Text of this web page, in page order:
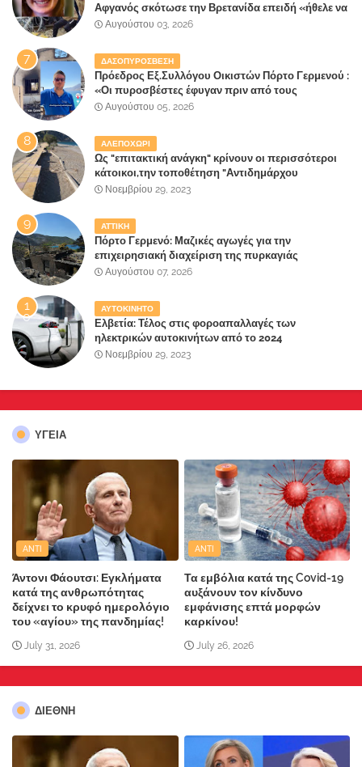
Αφγανός σκότωσε την Βρετανίδα επειδή «ήθελε να
κάνει τη σύντροφό του χριστιανή»
Αυγούστου 03, 2026
ΔΑΣΟΠΥΡΟΣΒΕΣΗ
Πρόεδρος Εξ.Συλλόγου Οικιστών Πόρτο Γερμενού :
«Οι πυροσβέστες έφυγαν πριν από τους
κατοίκους»
Αυγούστου 05, 2026
ΑΛΕΠΟΧΩΡΙ
Ως "επιτακτική ανάγκη" κρίνουν οι περισσότεροι
κάτοικοι,την τοποθέτηση "Αντιδημάρχου
Παραλιακής Ζώνης" στο Δήμο Μάνδρας-Ειδυλλίας!
Νοεμβρίου 29, 2023
ΑΤΤΙΚΗ
Πόρτο Γερμενό: Μαζικές αγωγές για την
επιχειρησιακή διαχείριση της πυρκαγιάς
ετοιμάζουν οι κάτοικοι!
Αυγούστου 07, 2026
ΑΥΤΟΚΙΝΗΤΟ
Ελβετία: Τέλος στις φοροαπαλλαγές των
ηλεκτρικών αυτοκινήτων από το 2024
Νοεμβρίου 29, 2023
ΥΓΕΙΑ
ANTI
Άντονι Φάουτσι: Εγκλήματα
κατά της ανθρωπότητας
δείχνει το κρυφό ημερολόγιο
του «αγίου» της πανδημίας!
July 31, 2026
ANTI
Τα εμβόλια κατά της Covid-19
αυξάνουν τον κίνδυνο
εμφάνισης επτά μορφών
καρκίνου!
July 26, 2026
ΔΙΕΘΝΗ